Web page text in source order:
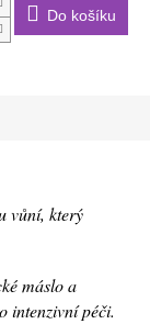
Do košíku
vůní, který
máslo a
intenzivní péči.